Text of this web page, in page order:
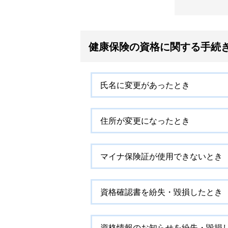
健康保険の資格に関する手続
氏名に変更があったとき
住所が変更になったとき
マイナ保険証が使用できないとき
資格確認書を紛失・毀損したとき